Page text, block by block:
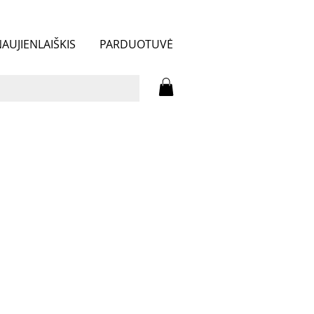
PARDUOTUVĖ